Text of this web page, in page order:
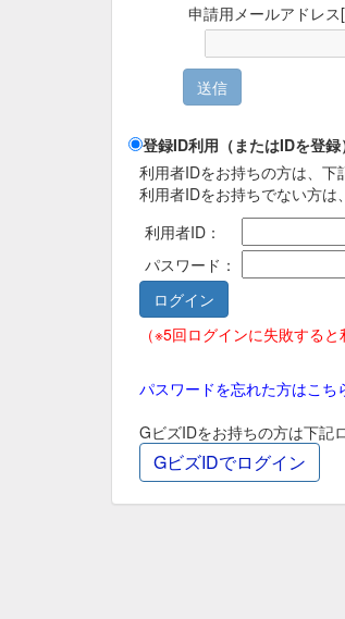
申請用メールアドレス
登録ID利用（またはIDを登
利用者IDをお持ちの方は、下
利用者IDをお持ちでない方は、
利用者ID：
パスワード：
（※5回ログインに失敗する
パスワードを忘れた方はこち
GビズIDをお持ちの方は下記